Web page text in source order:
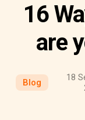
16
are
Blog
18